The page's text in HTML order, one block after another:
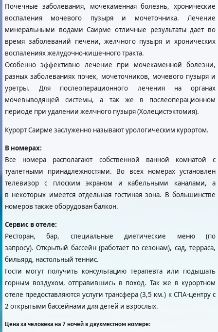
Почечные заболевания, мочекаменная болезнь, хронические
воспаления мочевого пузыря и мочеточника. Лечение
минеральными водами Саирме отличные результаты даёт во
время заболеваний печени, желчного пузыря и хронических
воспалениях желудочно-кишечного тракта.
Особенно эффективно лечение при мочекаменной болезни,
разных заболеваниях почек, мочеточников, мочевого пузыря и
уретры. Для послеоперационного лечения на органах
мочевыводящей системы, а так же в послеоперационном
периоде при удалении желчного пузыря (Холецистэктомия).
Курорт Саирме заслуженно называют урологическим курортом.
В номерах:
Все номера располагают собственной ванной комнатой с
туалетными принадлежностями. Во всех номерах установлен
телевизор с плоским экраном и кабельными каналами, а
в некоторых имеется отдельная гостиная зона. В большинстве
номеров также оборудован балкон.
Сервис в отеле:
Ресторан, бар, специальные диетические меню (по
запросу). Открытый бассейн (работает по сезонам), сад, терраса,
бильярд, настольный теннис.
Гости могут получить консультацию терапевта или подышать
горным воздухом, отправившись в поход. Так же в курортном
отеле предоставляются услуги трансфера (3,5 км.) к СПА-центру с
2 открытыми бассейнами для детей и взрослых.
Цена за человека на 7 ночей в двухместном номере: